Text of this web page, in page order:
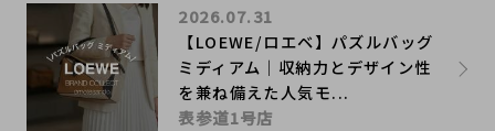
【LOEWE/ロエベ】パズルバッグ
ミディアム｜収納力とデザイン性
を兼ね備えた人気モ...
2026.07.31
表参道1号店